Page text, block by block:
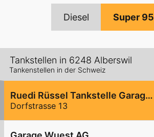
Diesel Super 95
Tankstellen in 6248 Alberswil
Tankenstellen in der Schweiz
Ruedi Rüssel Tankstelle Garage Pneuhaus Gettnau
Dorfstrasse 13